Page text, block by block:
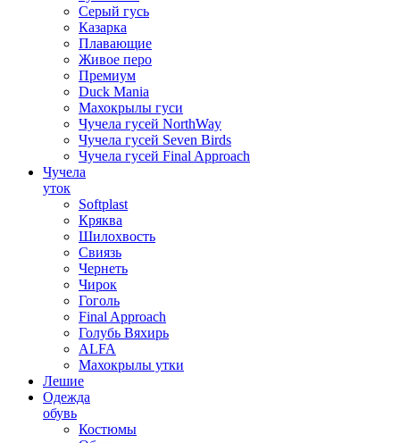
Серый гусь
Казарка
Плавающие
Живое перо
Премиум
Duck Mania
Махокрылы гуси
Чучела гусей NorthWay
Чучела гусей Seven Birds
Чучела гусей Final Approach
Чучела
уток
Softplast
Кряква
Шилохвость
Свиязь
Чернеть
Чирок
Гоголь
Final Approach
Голубь Вяхирь
ALFA
Махокрылы утки
Лешие
Одежда
обувь
Костюмы